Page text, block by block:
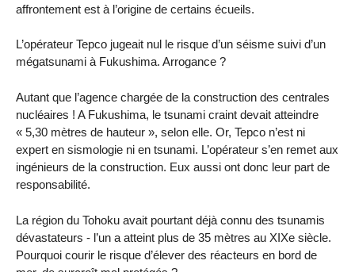
affrontement est à l’origine de certains écueils.
L’opérateur Tepco jugeait nul le risque d’un séisme suivi d’un
mégatsunami à Fukushima. Arrogance ?
Autant que l’agence chargée de la construction des centrales
nucléaires ! A Fukushima, le tsunami craint devait atteindre
« 5,30 mètres de hauteur », selon elle. Or, Tepco n’est ni
expert en sismologie ni en tsunami. L’opérateur s’en remet aux
ingénieurs de la construction. Eux aussi ont donc leur part de
responsabilité.
La région du Tohoku avait pourtant déjà connu des tsunamis
dévastateurs - l’un a atteint plus de 35 mètres au XIXe siècle.
Pourquoi courir le risque d’élever des réacteurs en bord de